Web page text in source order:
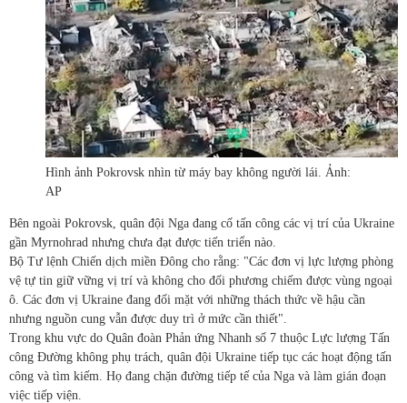
Hình ảnh Pokrovsk nhìn từ máy bay không người lái. Ảnh:
AP
Bên ngoài Pokrovsk, quân đội Nga đang cố tấn công các vị trí của Ukraine
gần Myrnohrad nhưng chưa đạt được tiến triển nào.
Bộ Tư lệnh Chiến dịch miền Đông cho rằng: "Các đơn vị lực lượng phòng
vệ tự tin giữ vững vị trí và không cho đối phương chiếm được vùng ngoại
ô. Các đơn vị Ukraine đang đối mặt với những thách thức về hậu cần
nhưng nguồn cung vẫn được duy trì ở mức cần thiết".
Trong khu vực do Quân đoàn Phản ứng Nhanh số 7 thuộc Lực lượng Tấn
công Đường không phụ trách, quân đội Ukraine tiếp tục các hoạt động tấn
công và tìm kiếm. Họ đang chặn đường tiếp tế của Nga và làm gián đoạn
việc tiếp viện.